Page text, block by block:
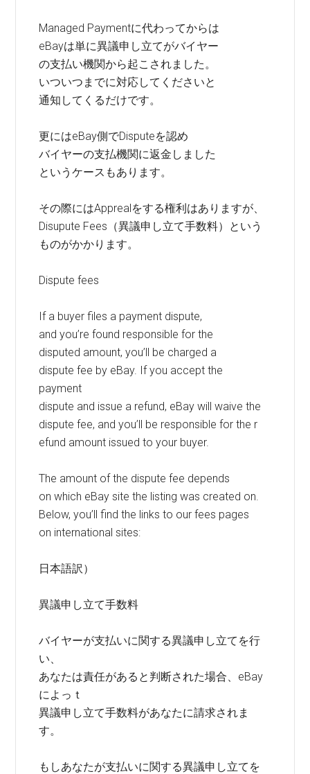
Managed Paymentに代わってからは
eBayは単に異議申し立てがバイヤー
の支払い機関から起こされました。
いついつまでに対応してくださいと
通知してくるだけです。
更にはeBay側でDisputeを認め
バイヤーの支払機関に返金しました
というケースもあります。
その際にはApprealをする権利はありますが、
Disupute Fees（異議申し立て手数料）という
ものがかかります。
Dispute fees
If a buyer files a payment dispute,
and you’re found responsible for the
disputed amount, you’ll be charged a
dispute fee by eBay. If you accept the
payment
dispute and issue a refund, eBay will waive the
dispute fee, and you’ll be responsible for the r
efund amount issued to your buyer.
The amount of the dispute fee depends
on which eBay site the listing was created on.
Below, you’ll find the links to our fees pages
on international sites:
日本語訳）
異議申し立て手数料
バイヤーが支払いに関する異議申し立てを行
い、
あなたは責任があると判断された場合、eBay
によっｔ
異議申し立て手数料があなたに請求されま
す。
もしあなたが支払いに関する異議申し立てを